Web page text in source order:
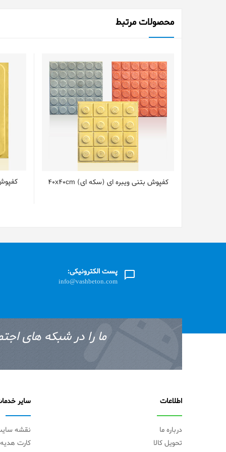
محصولات مرتبط
کفپوش بتنی ویبره ای (سکه ای) 40x40cm
پست الکترونیکی:
info@vashbeton.com
ما را در شبکه های
اطلاعات
درباره ما
تحویل کالا
سایر
نقشه
کارت هدیه